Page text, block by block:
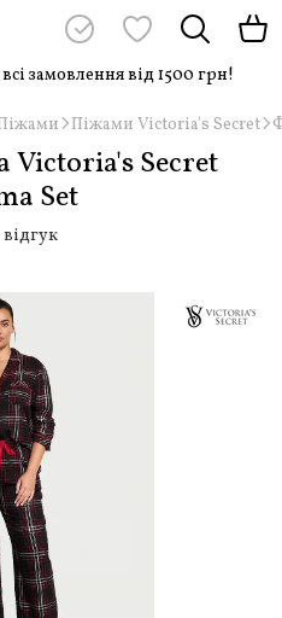
замовлення від 1500 грн!
Піжами Victoria's Secret
Victoria's Secret
Set